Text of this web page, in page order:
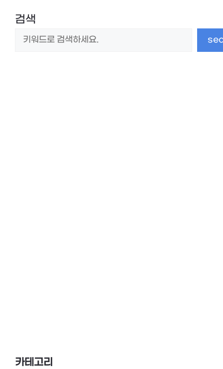
검색
카테고리